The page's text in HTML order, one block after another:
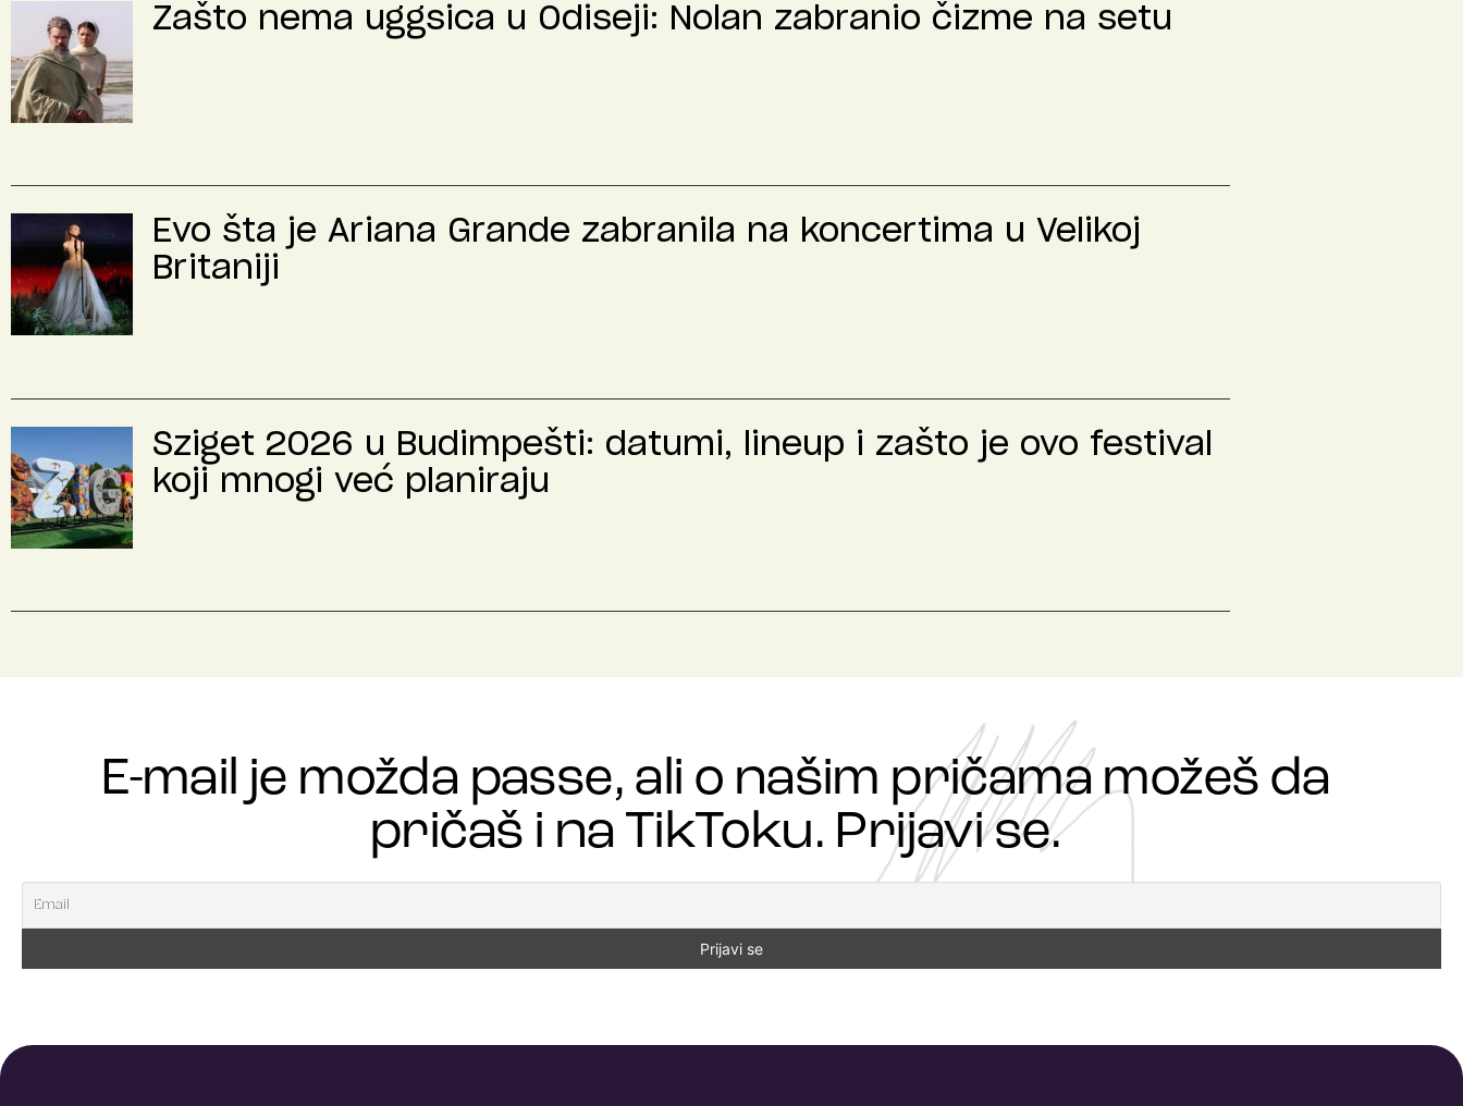
Zašto nema uggsica u Odiseji: Nolan zabranio čizme na setu
Evo šta je Ariana Grande zabranila na koncertima u Velikoj
Britaniji
Sziget 2026 u Budimpešti: datumi, lineup i zašto je ovo festival
koji mnogi već planiraju
E-mail je možda passe, ali o našim pričama možeš da
pričaš i na TikToku. Prijavi se.